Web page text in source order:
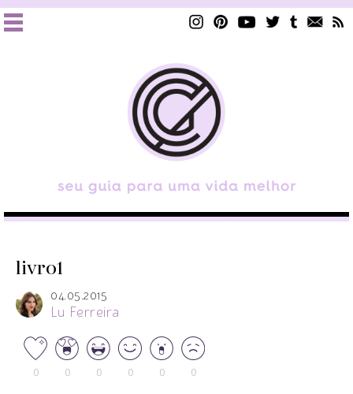
livro1
04.05.2015
Lu Ferreira
0 0 0 0 0 0